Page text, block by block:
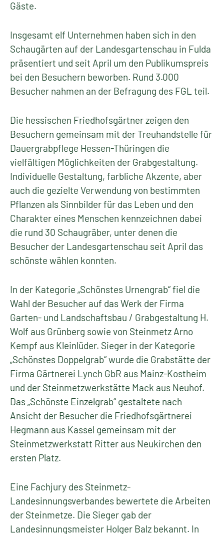
Gäste.
Insgesamt elf Unternehmen haben sich in den
Schaugärten auf der Landesgartenschau in Fulda
präsentiert und seit April um den Publikumspreis
bei den Besuchern beworben. Rund 3.000
Besucher nahmen an der Befragung des FGL teil.
Die hessischen Friedhofsgärtner zeigen den
Besuchern gemeinsam mit der Treuhandstelle für
Dauergrabpflege Hessen-Thüringen die
vielfältigen Möglichkeiten der Grabgestaltung.
Individuelle Gestaltung, farbliche Akzente, aber
auch die gezielte Verwendung von bestimmten
Pflanzen als Sinnbilder für das Leben und den
Charakter eines Menschen kennzeichnen dabei
die rund 30 Schaugräber, unter denen die
Besucher der Landesgartenschau seit April das
schönste wählen konnten.
In der Kategorie „Schönstes Urnengrab“ fiel die
Wahl der Besucher auf das Werk der Firma
Garten- und Landschaftsbau / Grabgestaltung H.
Wolf aus Grünberg sowie von Steinmetz Arno
Kempf aus Kleinlüder. Sieger in der Kategorie
„Schönstes Doppelgrab“ wurde die Grabstätte der
Firma Gärtnerei Lynch GbR aus Mainz-Kostheim
und der Steinmetzwerkstätte Mack aus Neuhof.
Das „Schönste Einzelgrab“ gestaltete nach
Ansicht der Besucher die Friedhofsgärtnerei
Hegmann aus Kassel gemeinsam mit der
Steinmetzwerkstatt Ritter aus Neukirchen den
ersten Platz.
Eine Fachjury des Steinmetz-
Landesinnungsverbandes bewertete die Arbeiten
der Steinmetze. Die Sieger gab der
Landesinnungsmeister Holger Balz bekannt. In